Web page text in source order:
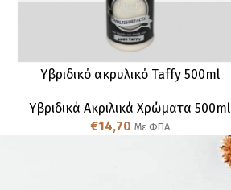
Υβριδικό ακρυλικό Taffy 500ml
Υβριδικά Ακριλικά Χρώματα 500ml
€14,70 Με ΦΠΑ